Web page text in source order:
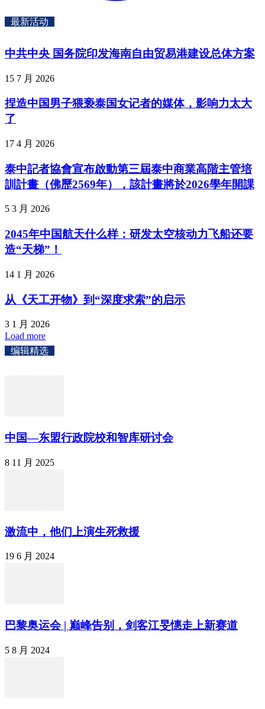
最新活动
中共中央 国务院印发海南自由贸易港建设总体方案
15 7 月 2026
捏造中国男子猥亵泰国女记者的媒体，影响力太大
了
17 4 月 2026
泰中記者協會宣布啟動第三屆泰中商業高階主管培
訓計畫（佛歷2569年），該計畫將於2026學年開課
5 3 月 2026
2045年中国航天什么样：研发太空核动力飞船还要
造“天梯”！
14 1 月 2026
从《天工开物》到“深度求索”的启示
3 1 月 2026
Load more
编辑精选
中国—东盟行政院校和智库研讨会
8 11 月 2025
激流中，他们上演生死救援
19 6 月 2024
巴黎奥运会 | 巅峰告别，剑客江旻憓走上新赛道
5 8 月 2024